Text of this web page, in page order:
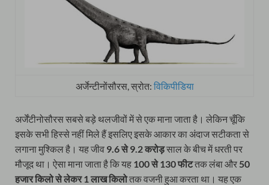
अर्जेन्टीनोंसौरस, स्रोत: विकिपीडिया
अर्जेंटीनोसौरस सबसे बड़े थलजीवों में से एक माना जाता है। लेकिन चूँकि
इसके सभी हिस्से नहीं मिले हैं इसलिए इसके आकार का अंदाज सटीकता से
लगाना मुश्किल है। यह जीव 9.6 से 9.2 करोड़साल के बीच में धरती पर
मौजूद था। ऐसा माना जाता है कि यह 100 से 130 फीटतक लंबा और 50
हजार किलो से लेकर 1 लाख किलोतक वजनी हुआ करता था। यह एक